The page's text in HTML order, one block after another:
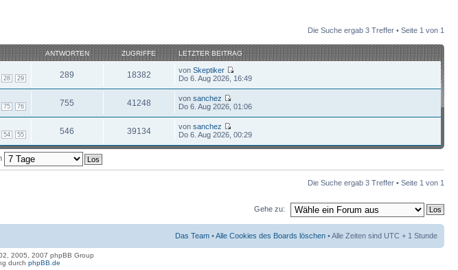
Die Suche ergab 3 Treffer • Seite 1 von 1
ANTWORTEN ZUGRIFFE LETZTER BEITRAG
28 29 289 18382 vonSkeptiker
Do 6. Aug 2026, 16:49
75 76 755 41248 vonsanchez
Do 6. Aug 2026, 01:06
54 55 546 39134 vonsanchez
Do 6. Aug 2026, 00:29
Die Suche ergab 3 Treffer • Seite 1 von 1
Gehe zu:
Das Team •Alle Cookies des Boards löschen • Alle Zeiten sind UTC + 1 Stunde
2005, 2007 phpBB Group
durch phpBB.de